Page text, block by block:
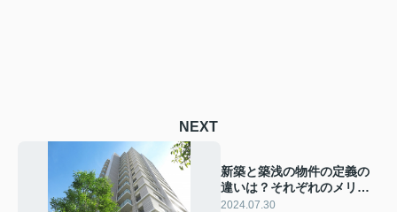
NEXT
新築と築浅の物件の定義の
違いは？それぞれのメリッ
トとは？
2024.07.30